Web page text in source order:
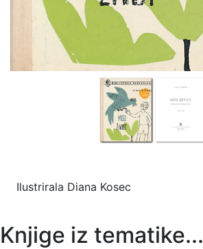
Ilustrirala Diana Kosec
Knjige iz tematike...